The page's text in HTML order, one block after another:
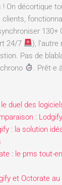
On décortique
clients,
130+
24/7
), l’autre
Pas de
.
duel des
:
: la solution
: le pms tout-
et Octorate au